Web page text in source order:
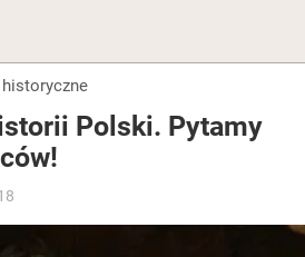
historyczne
Polski. Pytamy